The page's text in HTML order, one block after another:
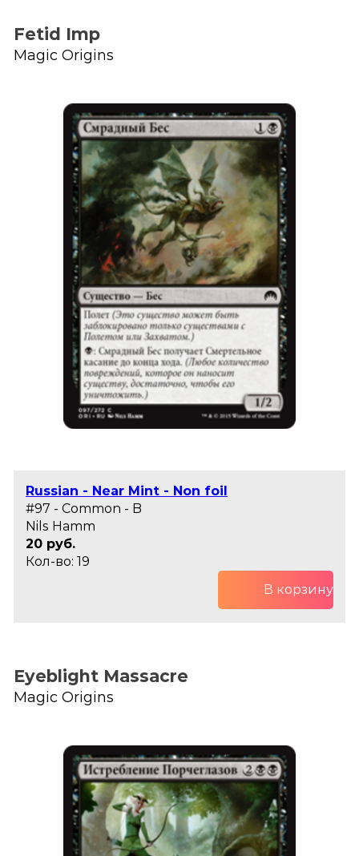
Fetid Imp
Magic Origins
Russian - Near Mint - Non foil
#97 - Common - B
Nils Hamm
20 руб.
Кол-во: 19
В корзину
Eyeblight Massacre
Magic Origins